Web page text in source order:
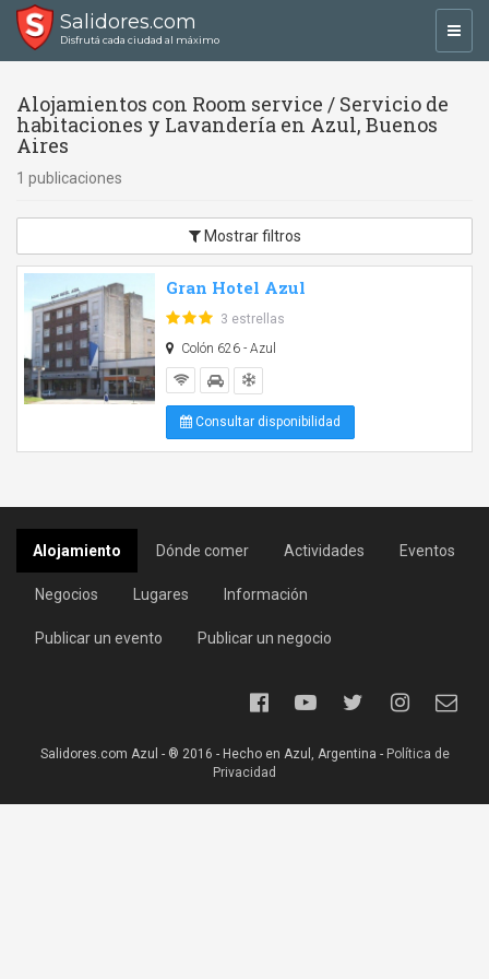
Salidores.com
Disfrutá cada ciudad al máximo
Alojamientos con Room service / Servicio de
habitaciones y Lavandería en Azul, Buenos
Aires
1 publicaciones
Mostrar filtros
Gran Hotel Azul
3 estrellas
Colón 626 - Azul
Consultar disponibilidad
Alojamiento Dónde comer Actividades Eventos
Negocios Lugares Información
Publicar un evento Publicar un negocio
Salidores.com Azul - ® 2016 - Hecho en Azul, Argentina - Política de
Privacidad